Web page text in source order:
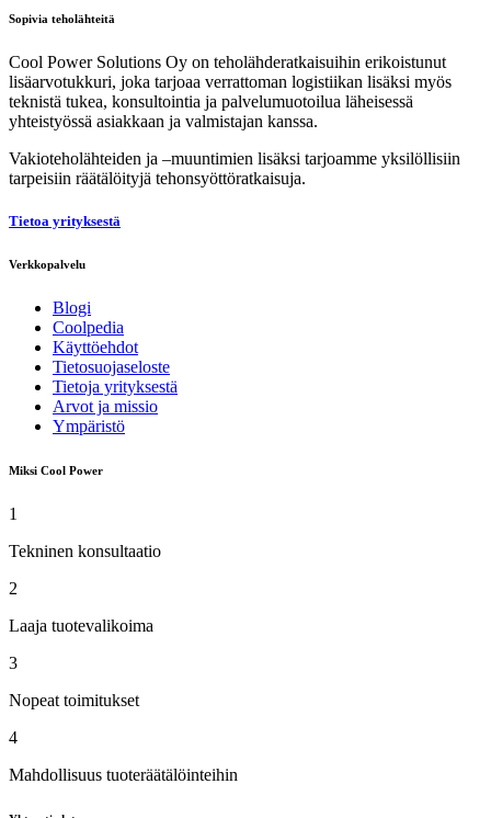
Sopivia teholähteitä
Cool Power Solutions Oy on teholähderatkaisuihin erikoistunut
lisäarvotukkuri, joka tarjoaa verrattoman logistiikan lisäksi myös
teknistä tukea, konsultointia ja palvelumuotoilua läheisessä
yhteistyössä asiakkaan ja valmistajan kanssa.
Vakioteholähteiden ja –muuntimien lisäksi tarjoamme yksilöllisiin
tarpeisiin räätälöityjä tehonsyöttöratkaisuja.
Tietoa yrityksestä
Verkkopalvelu
Blogi
Coolpedia
Käyttöehdot
Tietosuojaseloste
Tietoja yrityksestä
Arvot ja missio
Ympäristö
Miksi Cool Power
1
Tekninen konsultaatio
2
Laaja tuotevalikoima
3
Nopeat toimitukset
4
Mahdollisuus tuoteräätälöinteihin